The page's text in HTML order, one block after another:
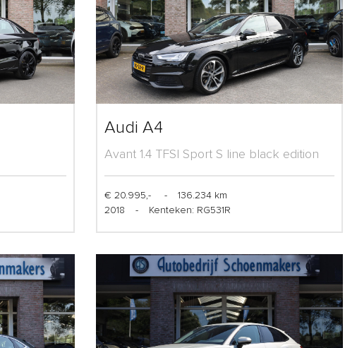
Audi A4
Avant 1.4 TFSI Sport S line black edition
€ 20.995,- -
136.234 km
2018
- Kenteken: RG531R